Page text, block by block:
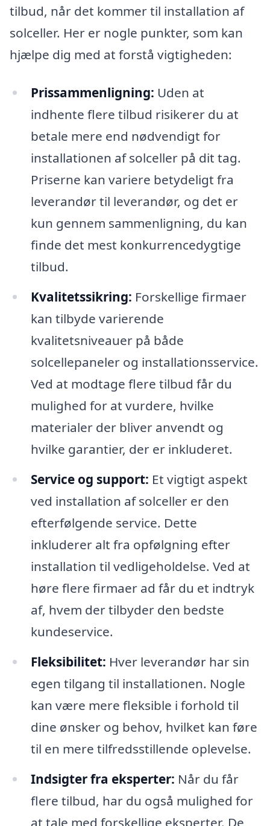
tilbud, når det kommer til installation af
solceller. Her er nogle punkter, som kan
hjælpe dig med at forstå vigtigheden:
Prissammenligning: Uden at
indhente flere tilbud risikerer du at
betale mere end nødvendigt for
installationen af solceller på dit tag.
Priserne kan variere betydeligt fra
leverandør til leverandør, og det er
kun gennem sammenligning, du kan
finde det mest konkurrencedygtige
tilbud.
Kvalitetssikring: Forskellige firmaer
kan tilbyde varierende
kvalitetsniveauer på både
solcellepaneler og installationsservice.
Ved at modtage flere tilbud får du
mulighed for at vurdere, hvilke
materialer der bliver anvendt og
hvilke garantier, der er inkluderet.
Service og support: Et vigtigt aspekt
ved installation af solceller er den
efterfølgende service. Dette
inkluderer alt fra opfølgning efter
installation til vedligeholdelse. Ved at
høre flere firmaer ad får du et indtryk
af, hvem der tilbyder den bedste
kundeservice.
Fleksibilitet: Hver leverandør har sin
egen tilgang til installationen. Nogle
kan være mere fleksible i forhold til
dine ønsker og behov, hvilket kan føre
til en mere tilfredsstillende oplevelse.
Indsigter fra eksperter: Når du får
flere tilbud, har du også mulighed for
at tale med forskellige eksperter. De